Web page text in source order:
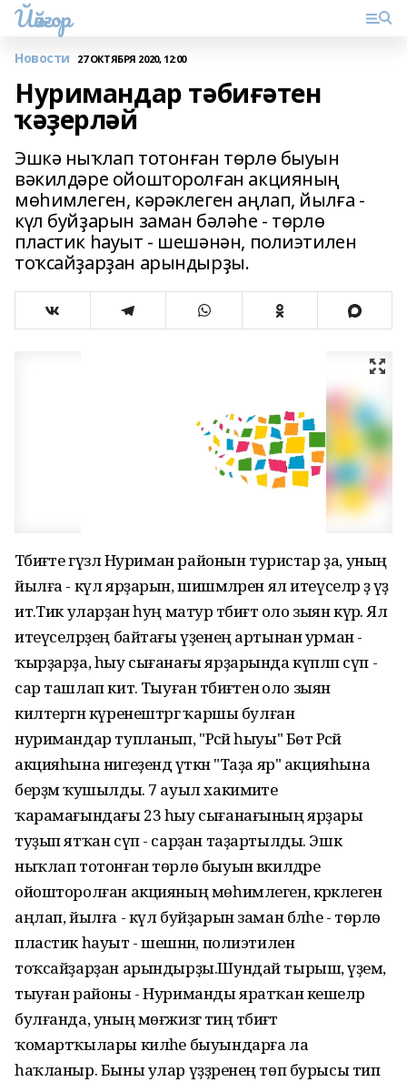
Йәйғор
Новости 27 ОКТЯБРЯ 2020, 12:00
Нуримандар тәбиғәтен
ҡәҙерләй
Эшкә ныҡлап тотонған төрлө быуын
вәкилдәре ойошторолған акцияның
мөһимлеген, кәрәклеген аңлап, йылға -
күл буйҙарын заман бәләһе - төрлө
пластик һауыт - шешәнән, полиэтилен
тоҡсайҙарҙан арындырҙы.
Тәбиғәте гүзәл Нуриман районын туристар ҙа, уның
йылға - күл ярҙарын, шишмәләрен ял итеүселәр ҙә үҙ
итә.Тик уларҙан һуң матур тәбиғәт оло зыян күрә. Ял
итеүселәрҙең байтағы үҙенең артынан урман -
ҡырҙарҙа, һыу сығанағы ярҙарында күпләп сүп -
сар ташлап китә. Тыуған тәбиғәтенә оло зыян
килтергән күренештәргә ҡаршы булған
нуримандар тупланып, "Рәсәй һыуы" Бөтә Рәсәй
акцияһына нигеҙендә үткән "Таҙа яр" акцияһына
берҙәм ҡушылды. 7 ауыл хакимиәте
ҡарамағындағы 23 һыу сығанағының ярҙары
туҙып ятҡан сүп - сарҙан таҙартылды. Эшкә
ныҡлап тотонған төрлө быуын вәкилдәре
ойошторолған акцияның мөһимлеген, кәрәклеген
аңлап, йылға - күл буйҙарын заман бәләһе - төрлө
пластик һауыт - шешәнән, полиэтилен
тоҡсайҙарҙан арындырҙы.Шундай тырыш, әүҙем,
тыуған районы - Нуриманды яратҡан кешеләр
булғанда, уның мөғжизәгә тиң тәбиғәт
ҡомартҡылары киләһе быуындарға ла
һаҡланыр. Быны улар үҙҙәренең төп бурысы тип